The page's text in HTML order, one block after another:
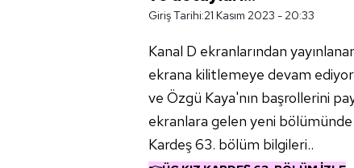
Giriş Tarihi:21 Kasım 2023 - 20:33
Kanal D ekranlarından
ekrana kilitlemeye devam
ve Özgü Kaya'nın başrollerini
ekranlara gelen yeni bölümünde
Kardeş 63. bölüm bilgileri..